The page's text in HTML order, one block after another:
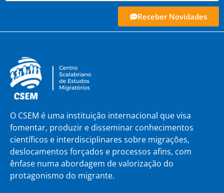
Receber Novidades
O CSEM é uma instituição internacional que visa
fomentar, produzir e disseminar conhecimentos
científicos e interdisciplinares sobre migrações,
deslocamentos forçados e processos afins, com
ênfase numa abordagem de valorização do
protagonismo do migrante.